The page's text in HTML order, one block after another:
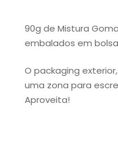
90g de Mistura
embalados em
O packaging
uma zona para
Aproveita!